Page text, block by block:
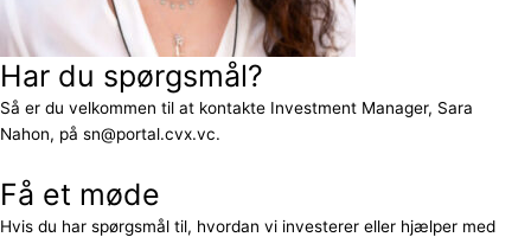
Har du spørgsmål?
Så er du velkommen til at kontakte Investment Manager, Sara
Nahon, på sn@portal.cvx.vc.
Få et møde
Hvis du har spørgsmål til, hvordan vi investerer eller hjælper med